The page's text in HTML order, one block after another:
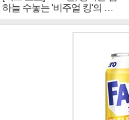
하늘 수놓는 '비주얼 킹'의 열
창